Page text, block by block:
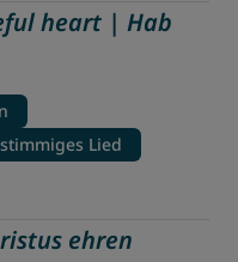
heart | Hab
Lied
ehren